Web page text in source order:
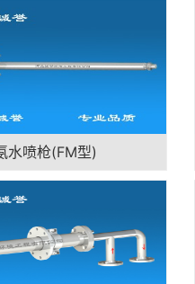
水喷枪(FM型)